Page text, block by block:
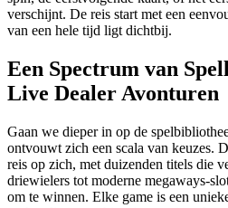
verschijnt. De reis start met een
van een hele tijd ligt dichtbij.
Een Spectrum van
Live Dealer Avonturen
Gaan we dieper in op de
ontvouwt zich een scala van keuzes.
reis op zich, met duizenden titels die
driewielers tot moderne megaways-
om te winnen. Elke game is een